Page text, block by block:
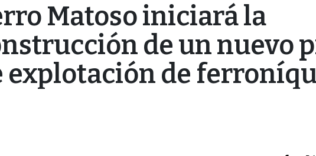
Matoso iniciará la
de un nuevo
explotación de